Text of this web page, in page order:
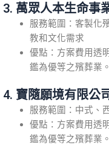
3. 萬眾人本生命事
服務範圍：客製化
教和文化需求
優點：方案費用透
鑑為優等之殯葬業。
4. 寶隨願境有限公
服務範圍：中式、
優點：方案費用透
鑑為優等之殯葬業。